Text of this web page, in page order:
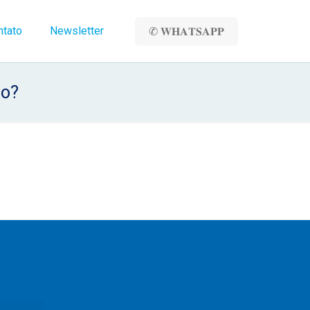
Newsletter ✆ 𝐖𝐇𝐀𝐓𝐒𝐀𝐏𝐏